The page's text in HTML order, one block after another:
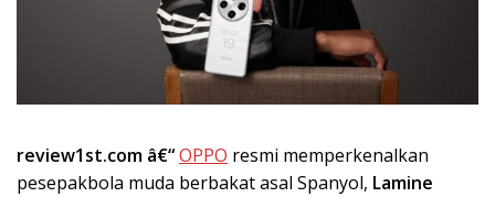
review1st.com â€“OPPO resmi memperkenalkan
pesepakbola muda berbakat asal Spanyol, Lamine